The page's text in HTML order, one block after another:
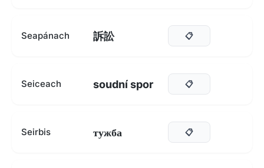
Seapánach 訴訟 📋
Seiceach soudní spor 📋
Seirbis тужба 📋